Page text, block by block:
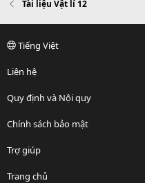
Tài liệu Vật lí 12
Tiếng Việt
Liên hệ
Quy định và Nội quy
Chính sách bảo mật
Trợ giúp
Trang chủ